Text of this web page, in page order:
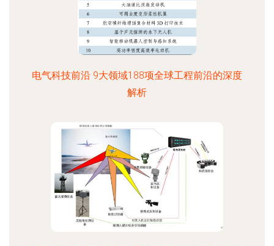
电气科技前沿 9大领域188项全球工程前沿的深度
解析